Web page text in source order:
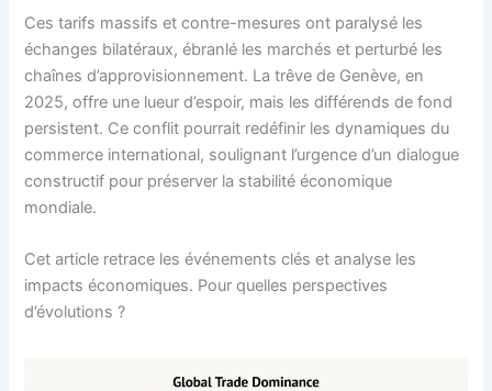
Ces tarifs massifs et contre-mesures ont paralysé les
échanges bilatéraux, ébranlé les marchés et perturbé les
chaînes d’approvisionnement. La trêve de Genève, en
2025, offre une lueur d’espoir, mais les différends de fond
persistent. Ce conflit pourrait redéfinir les dynamiques du
commerce international, soulignant l’urgence d’un dialogue
constructif pour préserver la stabilité économique
mondiale.
Cet article retrace les événements clés et analyse les
impacts économiques. Pour quelles perspectives
d’évolutions ?